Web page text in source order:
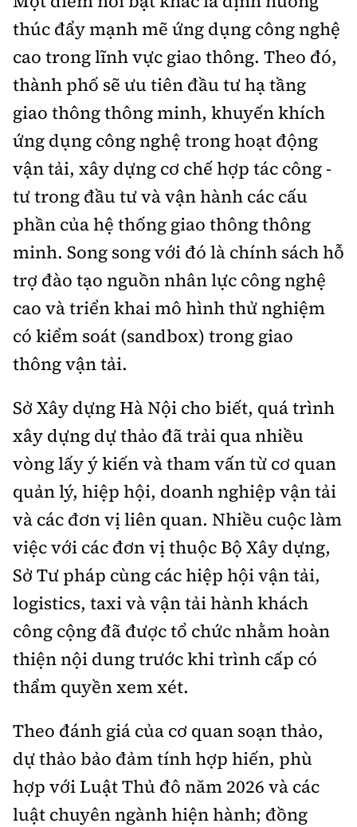
thúc đẩy mạnh mẽ ứng dụng công nghệ
cao trong lĩnh vực giao thông. Theo đó,
thành phố sẽ ưu tiên đầu tư hạ tầng
giao thông thông minh, khuyến khích
ứng dụng công nghệ trong hoạt động
vận tải, xây dựng cơ chế hợp tác công -
tư trong đầu tư và vận hành các cấu
phần của hệ thống giao thông thông
minh. Song song với đó là chính sách hỗ
trợ đào tạo nguồn nhân lực công nghệ
cao và triển khai mô hình thử nghiệm
có kiểm soát (sandbox) trong giao
thông vận tải.
Sở Xây dựng Hà Nội cho biết, quá trình
xây dựng dự thảo đã trải qua nhiều
vòng lấy ý kiến và tham vấn từ cơ quan
quản lý, hiệp hội, doanh nghiệp vận tải
và các đơn vị liên quan. Nhiều cuộc làm
việc với các đơn vị thuộc Bộ Xây dựng,
Sở Tư pháp cùng các hiệp hội vận tải,
logistics, taxi và vận tải hành khách
công cộng đã được tổ chức nhằm hoàn
thiện nội dung trước khi trình cấp có
thẩm quyền xem xét.
Theo đánh giá của cơ quan soạn thảo,
dự thảo bảo đảm tính hợp hiến, phù
hợp với Luật Thủ đô năm 2026 và các
luật chuyên ngành hiện hành; đồng